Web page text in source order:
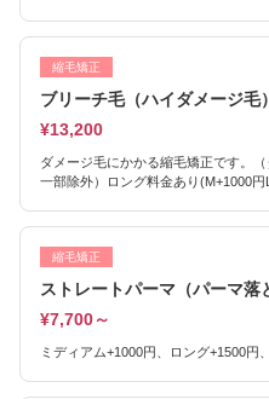
縮毛矯正
ブリーチ毛（ハイダメージ毛
¥13,200
ダメージ毛にかかる縮毛矯正です。
一部除外）ロング料金あり(M+1000
縮毛矯正
ストレートパーマ（パーマ落
¥7,700～
ミディアム+1000円、ロング+1500円